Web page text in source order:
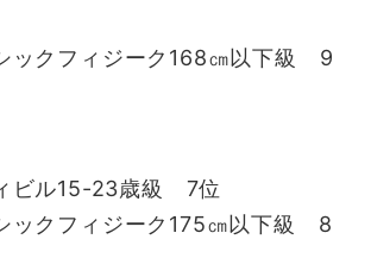
ックフィジーク168㎝以下級 9
ビル15-23歳級 7位
ックフィジーク175㎝以下級 8